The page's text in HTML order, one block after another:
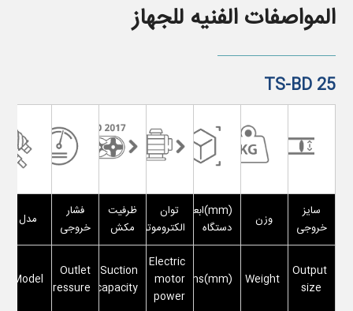
المواصفات الفنیه للجهاز
TS-BD 25
سایز
خروجی
وزن
(mm)ابعاد
دستگاه
توان
الکتروموتور
ظرفیت
مکش
فشار
خروجی
مدل
Output
size
Weight
Dimensions(mm)
Electric
motor
power
Suction
capacity
Outlet
pressure
Model